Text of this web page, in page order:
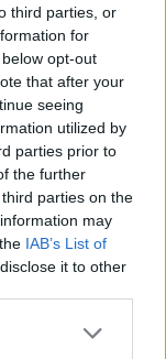
third parties, or
for
opt-out
that after your
seeing
utilized by
parties prior to
the further
parties on the
may
IAB’s List of
it to other
or more Google